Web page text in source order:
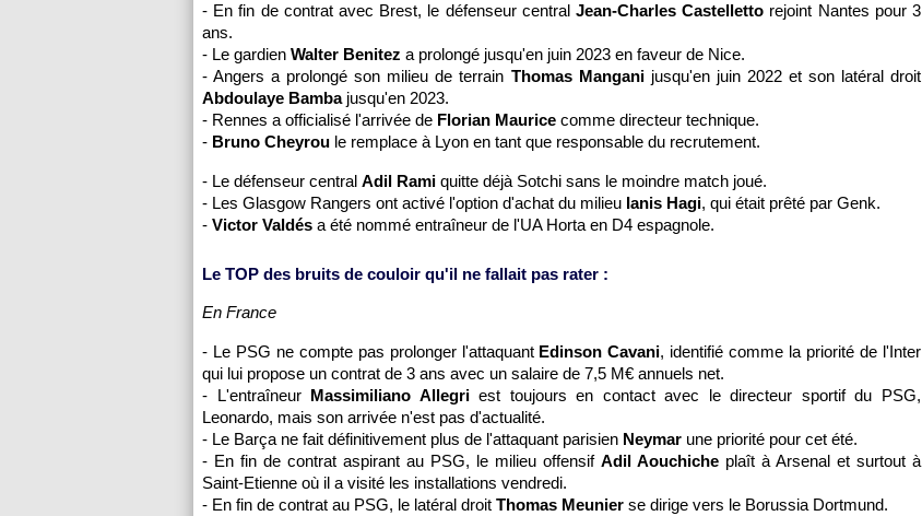
- En fin de contrat avec Brest, le défenseur central Jean-Charles Castelletto rejoint Nantes pour 3
ans.
- Le gardien Walter Benitez a prolongé jusqu'en juin 2023 en faveur de Nice.
- Angers a prolongé son milieu de terrain Thomas Manganijusqu'en juin 2022 et son latéral droit
Abdoulaye Bamba jusqu'en 2023.
- Rennes a officialisé l'arrivée de Florian Maurice comme directeur technique.
- Bruno Cheyrou le remplace à Lyon en tant que responsable du recrutement.
- Le défenseur central Adil Rami quitte déjà Sotchi sans le moindre match joué.
- Les Glasgow Rangers ont activé l'option d'achat du milieu Ianis Hagi, qui était prêté par Genk.
- Victor Valdés a été nommé entraîneur de l'UA Horta en D4 espagnole.
Le TOP des bruits de couloir qu'il ne fallait pas rater :
En France
- Le PSG ne compte pas prolonger l'attaquant Edinson Cavani, identifié comme la priorité de l'Inter
qui lui propose un contrat de 3 ans avec un salaire de 7,5 M€ annuels net.
- L'entraîneur Massimiliano Allegriest toujours en contact avec le directeur sportif du PSG,
Leonardo, mais son arrivée n'est pas d'actualité.
- Le Barça ne fait définitivement plus de l'attaquant parisien Neymar une priorité pour cet été.
- En fin de contrat aspirant au PSG, le milieu offensif Adil Aouchiche plaît à Arsenal et surtout à
Saint-Etienne où il a visité les installations vendredi.
- En fin de contrat au PSG, le latéral droit Thomas Meunier se dirige vers le Borussia Dortmund.